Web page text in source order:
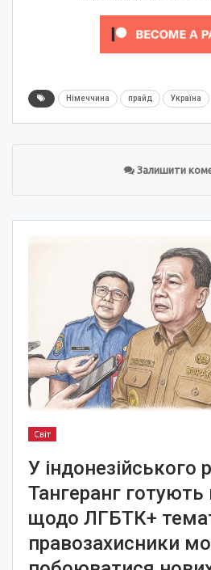
Німеччина прайд Україна
Залишити
Світ
У індонезійського
Тангеранг готують
щодо ЛГБТК+
правозахисники